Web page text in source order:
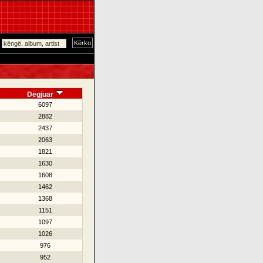
Dëgjuar
6097
2882
2437
2063
1821
1630
1608
1462
1368
1151
1097
1026
976
952